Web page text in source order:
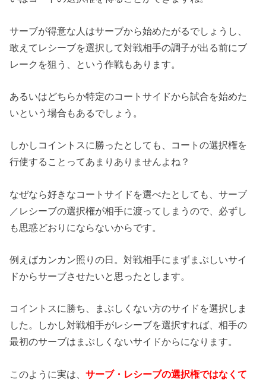
サーブが得意な人はサーブから始めたがるでしょうし、
敢えてレシーブを選択して対戦相手の調子が出る前にブ
レークを狙う、という作戦もあります。
あるいはどちらか特定のコートサイドから試合を始めた
いという場合もあるでしょう。
しかしコイントスに勝ったとしても、コートの選択権を
行使することってあまりありませんよね？
なぜなら好きなコートサイドを選べたとしても、サーブ
／レシーブの選択権が相手に渡ってしまうので、必ずし
も思惑どおりにならないからです。
例えばカンカン照りの日。対戦相手にまずまぶしいサイ
ドからサーブさせたいと思ったとします。
コイントスに勝ち、まぶしくない方のサイドを選択しま
した。しかし対戦相手がレシーブを選択すれば、相手の
最初のサーブはまぶしくないサイドからになります。
このように実は、サーブ・レシーブの選択権ではなくて